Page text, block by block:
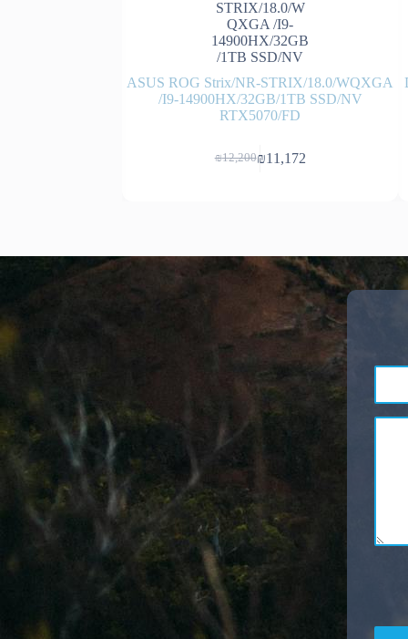
ASUS ROG Strix/NR-STRIX/18.0/WQXGA
/I9-14900HX/32GB/1TB SSD/NV
RTX5070/FD
₪12,200
המחיר₪11,172 המחיר